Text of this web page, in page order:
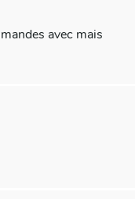
avec mais